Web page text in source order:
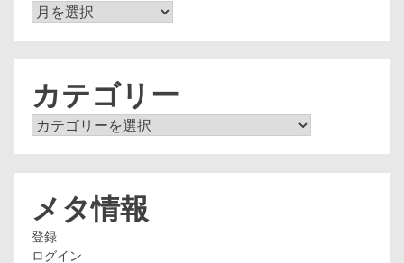
ア
カテゴリー
カ
メタ情報
登録
ログイン